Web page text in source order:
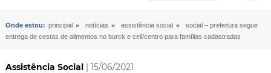
Onde estou: principal » notícias » assistência social »
social – prefeitura segue
entrega de cestas de alimentos no burck e ceil/centro para famílias cadastradas
Assistência Social| 15/06/2021